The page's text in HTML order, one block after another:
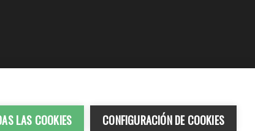
LAS COOKIES CONFIGURACIÓN DE COOKIES